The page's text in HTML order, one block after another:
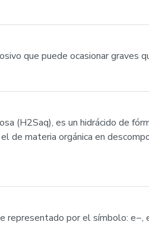
que puede ocasionar graves
(H2Saq), es un hidrácido de
de materia orgánica en
por el símbolo: e−,